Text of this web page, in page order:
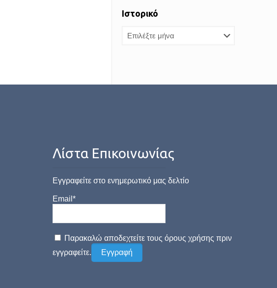
Ιστορικό
Λίστα Επικοινωνίας
Εγγραφείτε στο ενημερωτικό μας δελτίο
Email*
Παρακαλώ αποδεχτείτε τους όρους χρήσης πριν
εγγραφείτε.